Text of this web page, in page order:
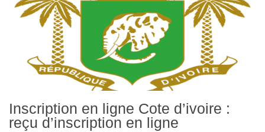
Inscription en ligne Cote d’ivoire :
reçu d’inscription en ligne